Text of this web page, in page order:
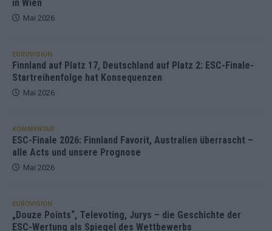
in Wien
Mai 2026
EUROVISION
Finnland auf Platz 17, Deutschland auf Platz 2: ESC-Finale-
Startreihenfolge hat Konsequenzen
Mai 2026
KOMMENTAR
ESC-Finale 2026: Finnland Favorit, Australien überrascht –
alle Acts und unsere Prognose
Mai 2026
EUROVISION
„Douze Points“, Televoting, Jurys – die Geschichte der
ESC-Wertung als Spiegel des Wettbewerbs